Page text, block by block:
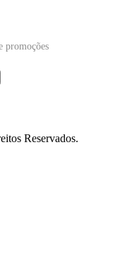
promoções
Reservados.